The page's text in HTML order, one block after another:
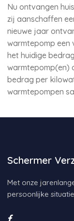
Nu ontvangen
zij aanschaffen
nieuwe jaar
warmtepomp een
het huidige
warmtepomp(en)
bedrag per
warmtepompen
Schermer
Met onze
persoonlijke